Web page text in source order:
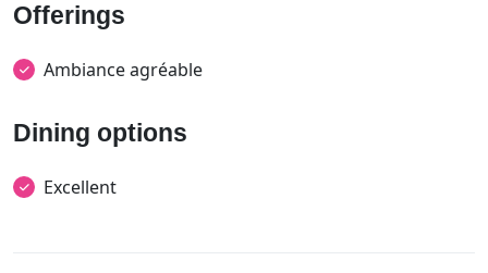
Offerings
Ambiance agréable
Dining options
Excellent